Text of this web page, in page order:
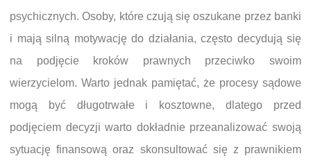
psychicznych. Osoby, które czują się oszukane przez banki
i mają silną motywację do działania, często decydują się
na podjęcie kroków prawnych przeciwko swoim
wierzycielom. Warto jednak pamiętać, że procesy sądowe
mogą być długotrwałe i kosztowne, dlatego przed
podjęciem decyzji warto dokładnie przeanalizować swoją
sytuację finansową oraz skonsultować się z prawnikiem